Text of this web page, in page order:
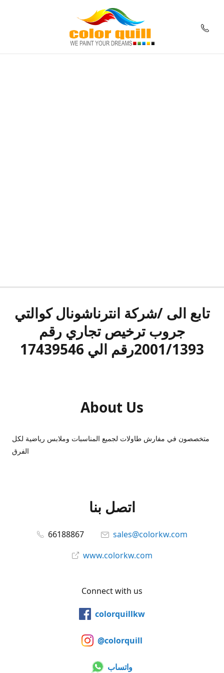
تابع الى /شركة انترناشونال كوالتي
جروب ترخيص تجاري رقم
2001/1393رقم الي 17439546
About Us
متخصصون في مفارش طاولات لجميع المناسبات وملابس رياضية لكل
الفرق
اتصل بنا
66188867
sales@colorkw.com
www.colorkw.com
Connect with us
colorquillkw
@colorquill
واتساب